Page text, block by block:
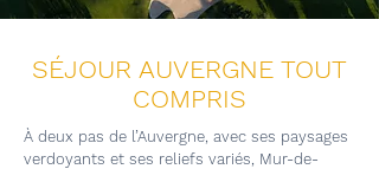
SÉJOUR AUVERGNE TOUT
COMPRIS
À deux pas de l’Auvergne, avec ses paysages
verdoyants et ses reliefs variés, Mur-de-